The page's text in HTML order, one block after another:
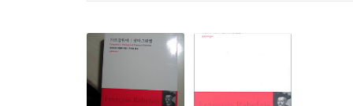
반영한 것이다. 그리고 라블레는 그가 처해 있던
못지않게 다양한 시도를 펼쳐 보였다. 이는 무
대목이다. 새로운 글쓰기라는 현대 문학의 본질